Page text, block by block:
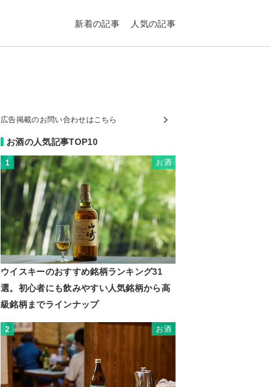
新着の記事 人気の記事
広告掲載のお問い合わせはこちら
お酒の人気記事TOP10
1 お酒
ウイスキーのおすすめ銘柄ランキング31
選。初心者にも飲みやすい人気銘柄から高
級銘柄までラインナップ
2 お酒